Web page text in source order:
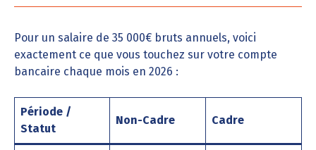
Pour un salaire de 35 000€ bruts annuels, voici
exactement ce que vous touchez sur votre compte
bancaire chaque mois en 2026 :
Période /
Statut
Non-Cadre Cadre